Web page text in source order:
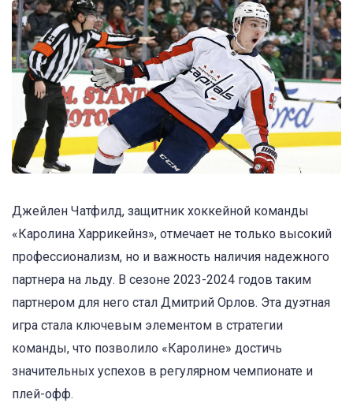
Джейлен Чатфилд, защитник хоккейной команды
«Каролина Харрикейнз», отмечает не только высокий
профессионализм, но и важность наличия надежного
партнера на льду. В сезоне 2023-2024 годов таким
партнером для него стал Дмитрий Орлов. Эта дуэтная
игра стала ключевым элементом в стратегии
команды, что позволило «Каролине» достичь
значительных успехов в регулярном чемпионате и
плей-офф.